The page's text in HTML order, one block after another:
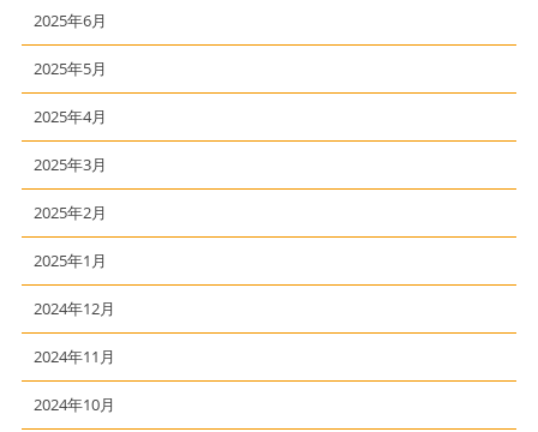
2025年6月
2025年5月
2025年4月
2025年3月
2025年2月
2025年1月
2024年12月
2024年11月
2024年10月